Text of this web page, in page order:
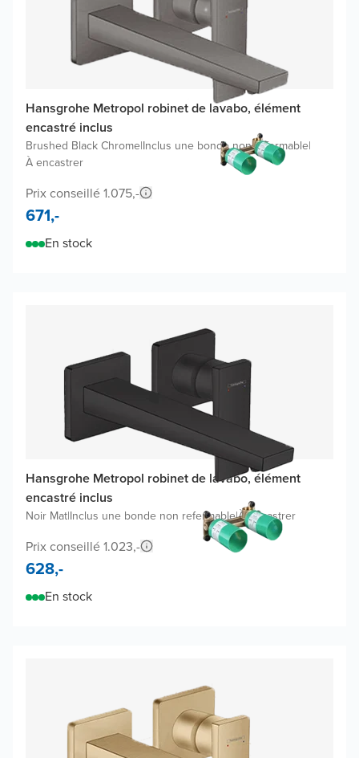
Hansgrohe Metropol robinet de lavabo, élément
encastré inclus
Brushed Black Chrome|Inclus une bonde non refermable|
À encastrer
Prix conseillé 1.075,-
671,-
En stock
Hansgrohe Metropol robinet de lavabo, élément
encastré inclus
Noir Mat|Inclus une bonde non refermable|À encastrer
Prix conseillé 1.023,-
628,-
En stock